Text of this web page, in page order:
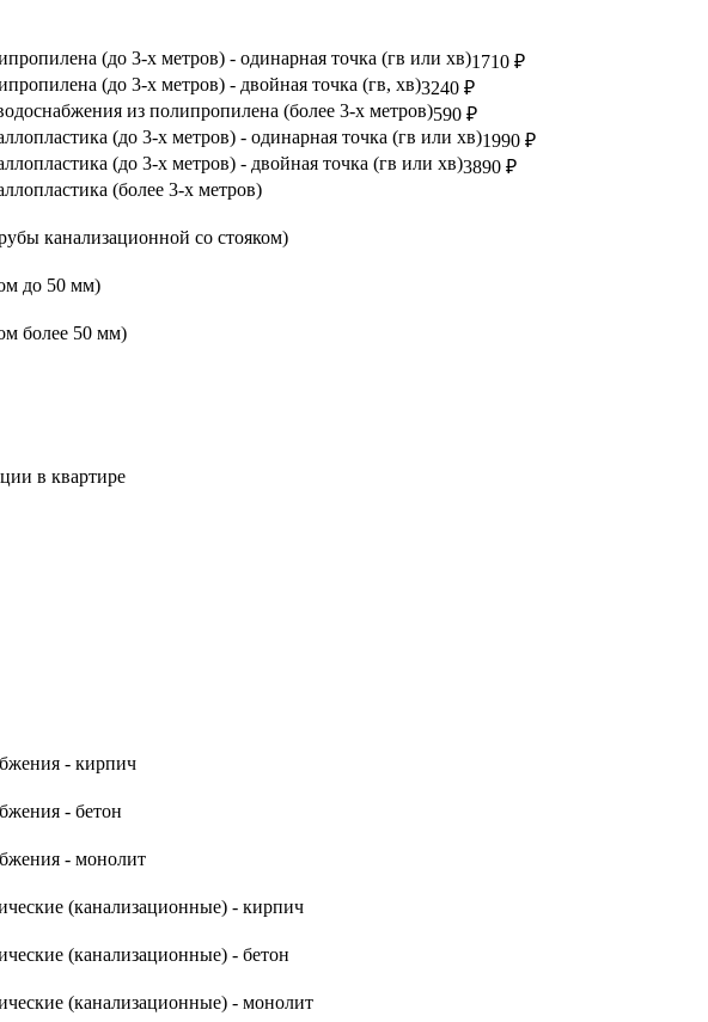
(до 3-х метров) - одинарная точка (гв или хв)1710 ₽
(до 3-х метров) - двойная точка (гв, хв)3240 ₽
из полипропилена (более 3-х метров)590 ₽
(до 3-х метров) - одинарная точка (гв или хв)1990 ₽
(до 3-х метров) - двойная точка (гв или хв)3890 ₽
(более 3-х метров)
канализационной со стояком)
до 50 мм)
более 50 мм)
в квартире
- кирпич
- бетон
- монолит
(канализационные) - кирпич
(канализационные) - бетон
(канализационные) - монолит